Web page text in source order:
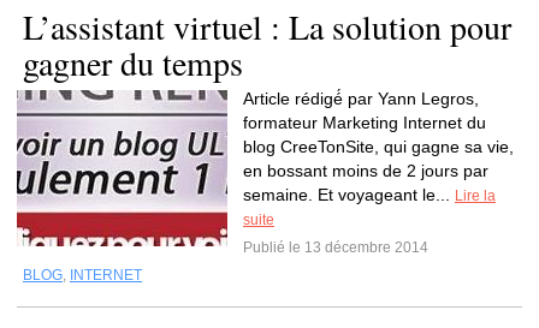
L’assistant virtuel : La solution pour
gagner du temps
Article rédigé́ par Yann Legros,
formateur Marketing Internet du
blog CreeTonSite, qui gagne sa vie,
en bossant moins de 2 jours par
semaine. Et voyageant le...
Lire la
suite
Publié le 13 décembre 2014
BLOG, INTERNET